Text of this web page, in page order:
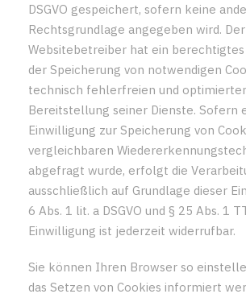
DSGVO gespeichert, sofern keine
Rechtsgrundlage angegeben wird. Der
Websitebetreiber hat ein
der Speicherung von notwendigen
technisch fehlerfreien und
Bereitstellung seiner Dienste. Sofern
Einwilligung zur Speicherung von
vergleichbaren
abgefragt wurde, erfolgt die
ausschließlich auf Grundlage dieser
6 Abs. 1 lit. a DSGVO und § 25 Abs. 1
Einwilligung ist jederzeit widerrufbar.
Sie können Ihren Browser so
das Setzen von Cookies informiert